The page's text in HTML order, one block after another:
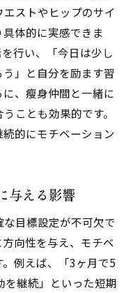
ストやヒップのサイ
体的に実感できま
行い、「今日は少し
」と自分を励ます習
、瘦身仲間と一緒に
ことも効果的です。
的にモチベーション
与える影響
目標設定が不可欠で
向性を与え、モチベ
例えば、「3ヶ月で5
を継続」といった短期